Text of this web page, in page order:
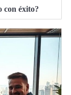
con éxito?